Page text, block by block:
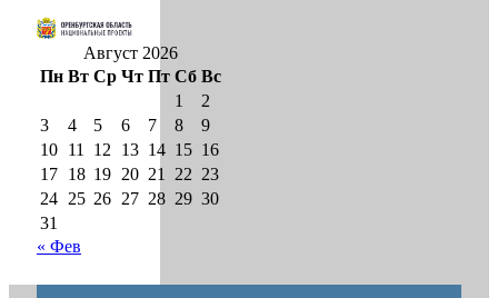
Август 2026
Пн Вт Ср Чт Пт Сб Вс
1
2
3
4 5 6 7 8
9
10 11 12 13 14 15 16
17 18 19 20 21 22 23
24 25 26 27 28 29 30
31
« Фев